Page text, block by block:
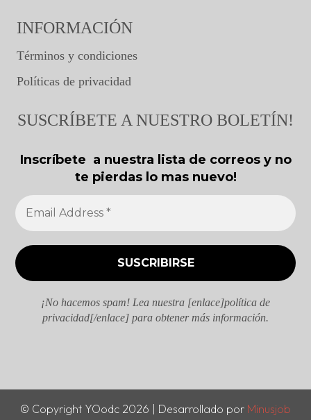
INFORMACIÓN
Términos y condiciones
Políticas de privacidad
SUSCRÍBETE A NUESTRO BOLETÍN!
Inscríbete a nuestra lista de correos y no
te pierdas lo mas nuevo!
¡No hacemos spam! Lea nuestra [enlace]política de
privacidad[/enlace] para obtener más información.
© Copyright YOodc 2026 | Desarrollado por Minusjob